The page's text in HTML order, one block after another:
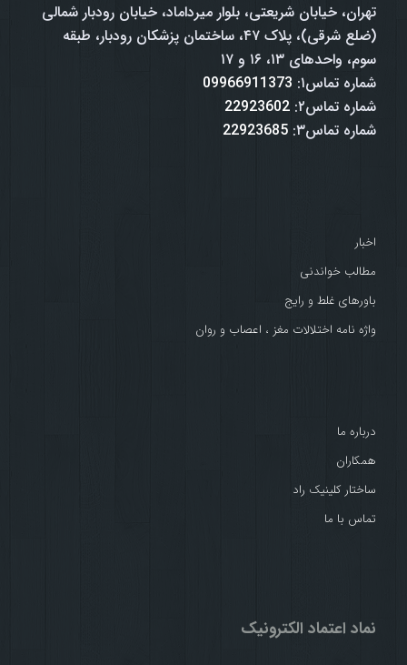
تهران، خیابان شریعتی، بلوار میرداماد، خیابان رودبار شمالی
(ضلع شرقی)، پلاک ۴۷، ساختمان پزشکان رودبار، طبقه
سوم، واحدهای ۱۳، ۱۶ و ۱۷
شماره تماس۱:
09966911373
شماره تماس۲:
22923602
شماره تماس۳:
22923685
اخبار
مطالب خواندنی
باورهای غلط و رایج
واژه نامه اختلالات مغز ، اعصاب و روان
درباره ما
همکاران
ساختار کلینیک راد
تماس با ما
نماد اعتماد الکترونیک